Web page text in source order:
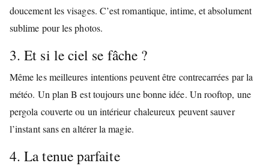
doucement les visages. C’est romantique, intime, et absolument
sublime pour les photos.
3. Et si le ciel se fâche ?
Même les meilleures intentions peuvent être contrecarrées par la
météo. Un plan B est toujours une bonne idée. Un rooftop, une
pergola couverte ou un intérieur chaleureux peuvent sauver
l’instant sans en altérer la magie.
4. La tenue parfaite